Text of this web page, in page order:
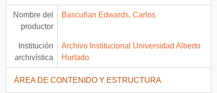
Nombre del
productor
Bascuñan Edwards, Carlos
Institución
archivística
Archivo Institucional Universidad Alberto
Hurtado
ÁREA DE CONTENIDO Y ESTRUCTURA